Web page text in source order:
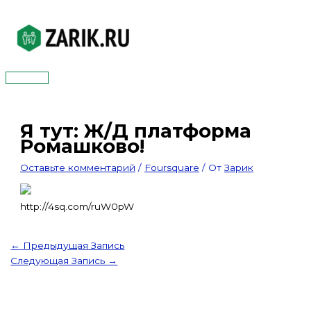
содержимому
Главное
Я тут: Ж/Д платформа
Ромашково!
Оставьте комментарий / Foursquare / ОтЗарик
http://4sq.com/ruW0pW
← Предыдущая Запись
Следующая Запись →